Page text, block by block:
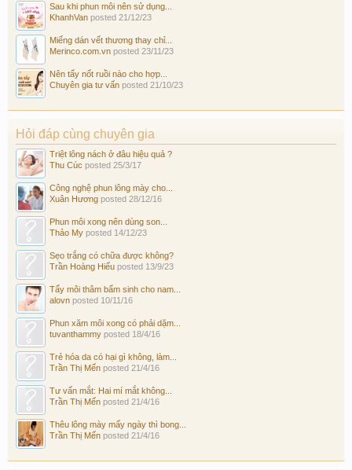
Sau khi phun môi nên sử dụng...
KhanhVan posted 21/12/23
Miếng dán vết thương thay chỉ...
Merinco.com.vn posted 23/11/23
Nên tẩy nốt ruồi nào cho hợp...
Chuyên gia tư vấn posted 21/10/23
Hỏi đáp cùng chuyên gia
Triệt lông nách ở đâu hiệu quả ?
Thu Cúc posted 25/3/17
Công nghệ phun lông mày cho...
Xuân Hương posted 28/12/16
Phun môi xong nên dùng son...
Thảo My posted 14/12/23
Sẹo trắng có chữa được không?
Trần Hoàng Hiếu posted 13/9/23
Tẩy môi thâm bẩm sinh cho nam...
alovn posted 10/11/16
Phun xăm môi xong có phải dặm...
tuvanthammy posted 18/4/16
Trẻ hóa da có hại gì không, làm...
Trần Thị Mến posted 21/4/16
Tư vấn mắt: Hai mí mắt không...
Trần Thị Mến posted 21/4/16
Thêu lông mày mấy ngày thì bong...
Trần Thị Mến posted 21/4/16